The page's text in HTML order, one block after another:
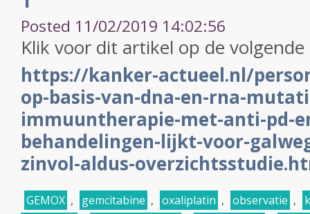
Posted 11/02/2019 14:02:56
Klik voor dit artikel op de
https://kanker-actueel.nl/
op-basis-van-dna-en-rna-
immuuntherapie-met-anti-pd-
behandelingen-lijkt-voor-
zinvol-aldus-
GEMOX , gemcitabine , oxaliplatin , observatie ,